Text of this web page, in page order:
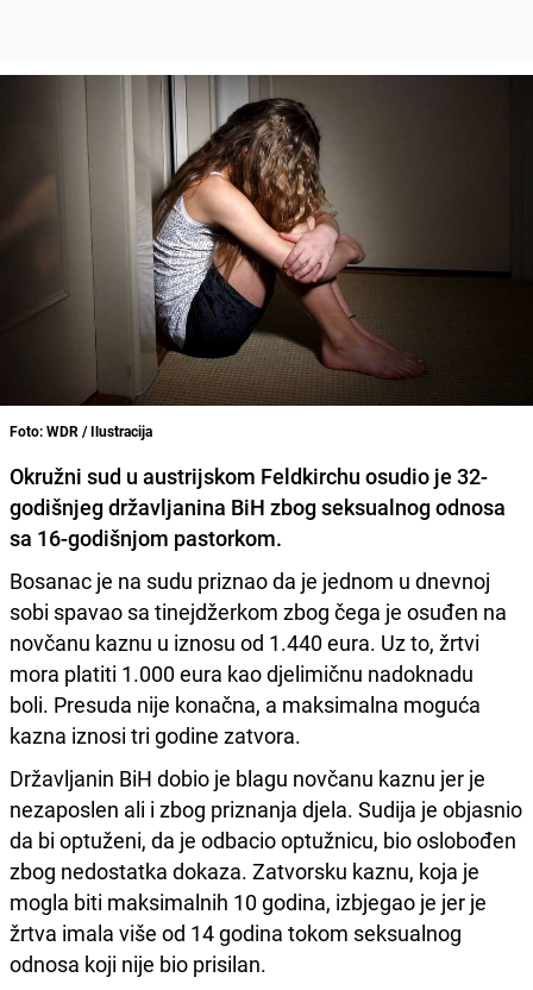
Foto: WDR / Ilustracija
Okružni sud u austrijskom Feldkirchu osudio je 32-
godišnjeg državljanina BiH zbog seksualnog odnosa
sa 16-godišnjom pastorkom.
Bosanac je na sudu priznao da je jednom u dnevnoj
sobi spavao sa tinejdžerkom zbog čega je osuđen na
novčanu kaznu u iznosu od 1.440 eura. Uz to, žrtvi
mora platiti 1.000 eura kao djelimičnu nadoknadu
boli. Presuda nije konačna, a maksimalna moguća
kazna iznosi tri godine zatvora.
Državljanin BiH dobio je blagu novčanu kaznu jer je
nezaposlen ali i zbog priznanja djela. Sudija je objasnio
da bi optuženi, da je odbacio optužnicu, bio oslobođen
zbog nedostatka dokaza. Zatvorsku kaznu, koja je
mogla biti maksimalnih 10 godina, izbjegao je jer je
žrtva imala više od 14 godina tokom seksualnog
odnosa koji nije bio prisilan.